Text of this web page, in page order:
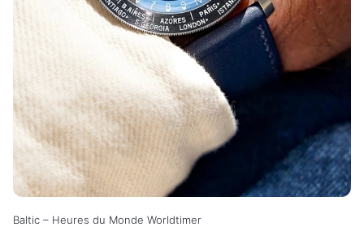
Baltic – Heures du Monde Worldtimer